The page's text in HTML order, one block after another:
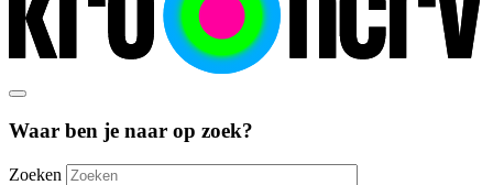
Waar ben je naar op zoek?
Zoeken